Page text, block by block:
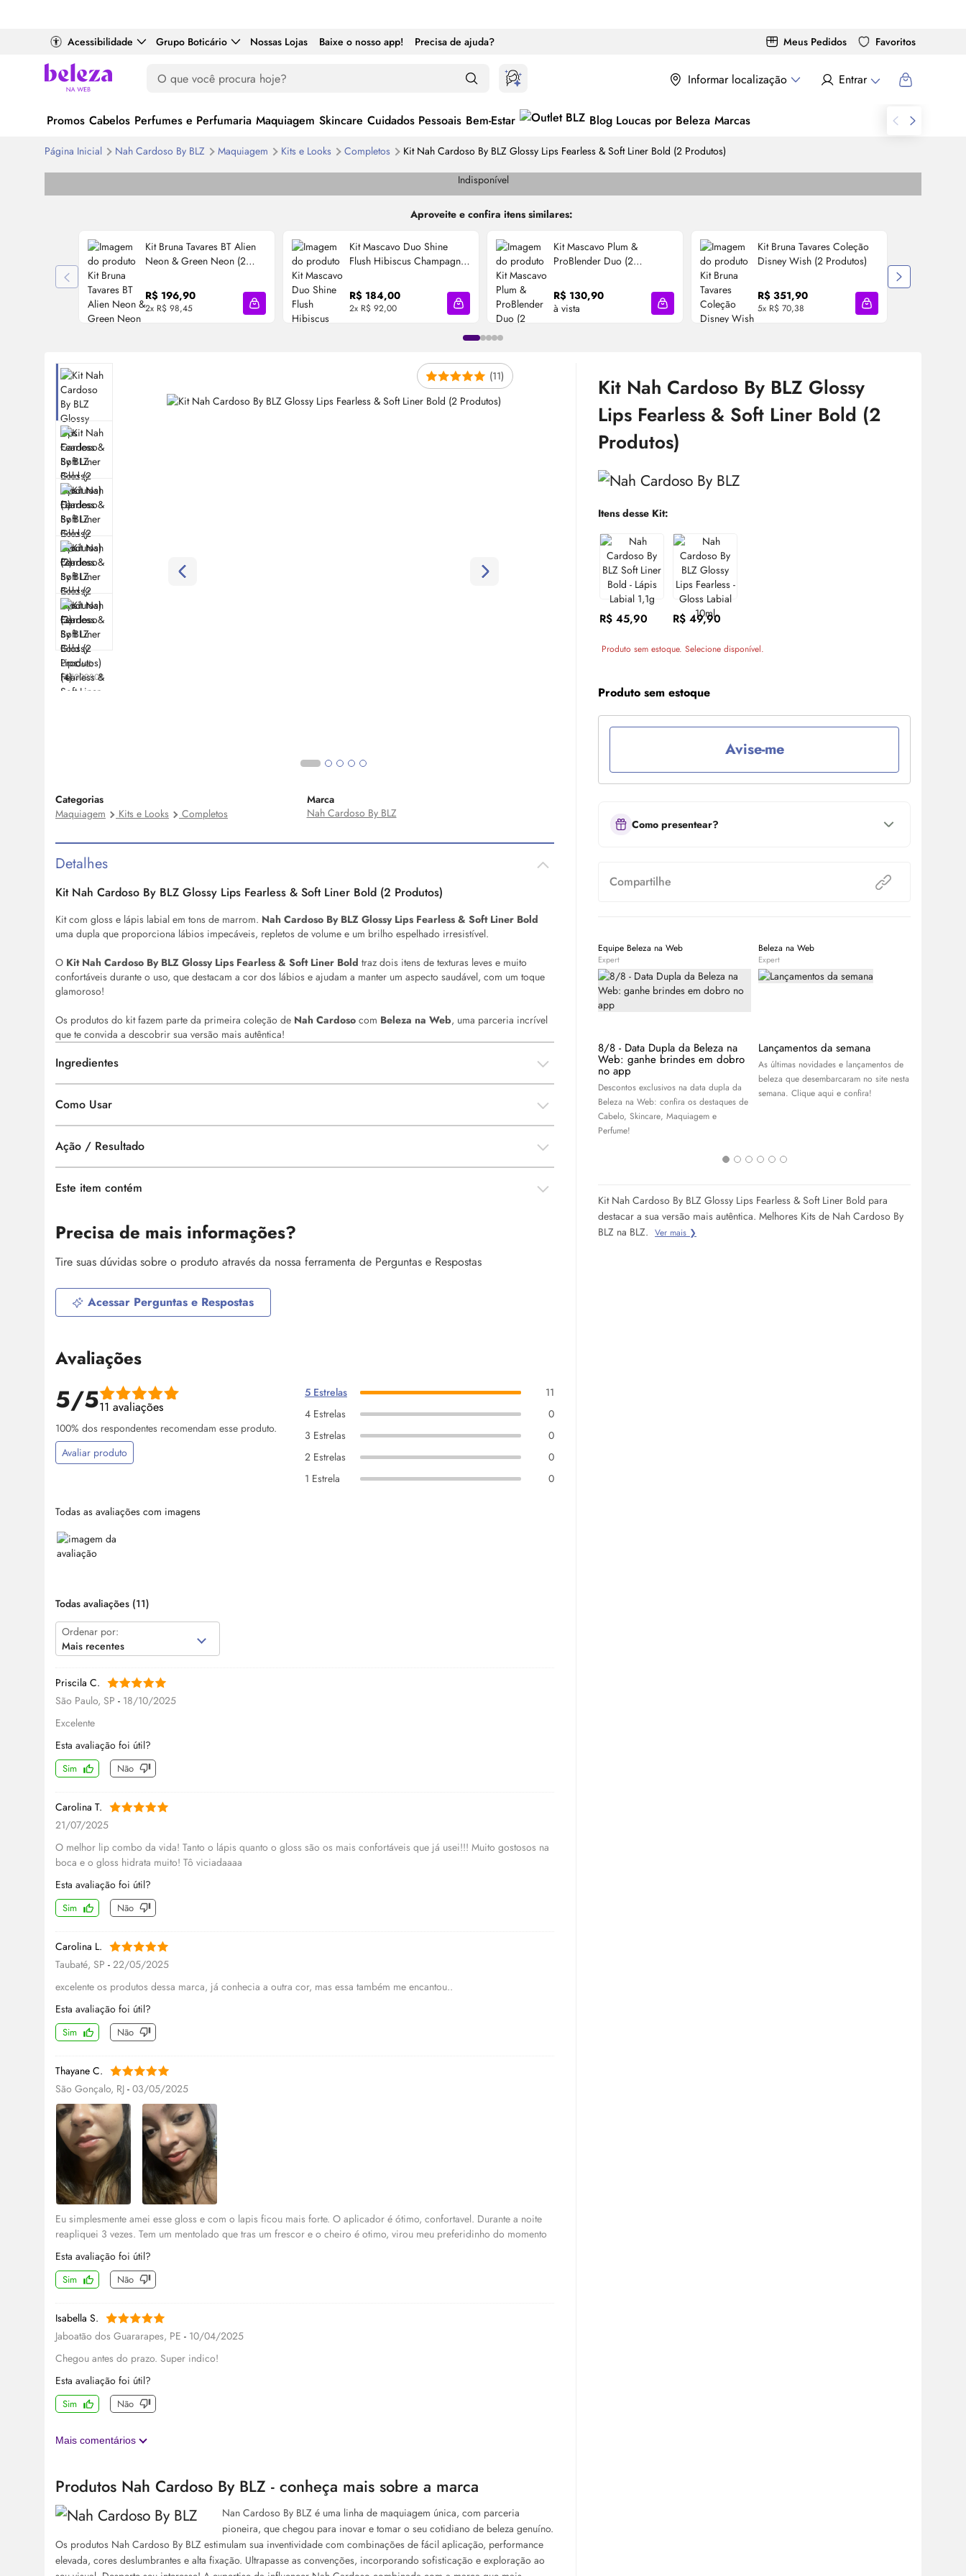
Acessibilidade Grupo Boticário Nossas Lojas Baixe o nosso app! Precisa de ajuda? Meus Pedidos Favoritos
Informar localização Entrar
Promos Cabelos Perfumes e Perfumaria Maquiagem Skincare Cuidados Pessoais Bem-Estar Blog Loucas por Beleza Marcas
Página Inicial Nah Cardoso By BLZ Maquiagem Kits e Looks Completos Kit Nah Cardoso By BLZ Glossy Lips Fearless & Soft Liner Bold (2 Produtos)
Indisponível
Aproveite e confira itens similares:
Kit Bruna Tavares BT Alien
Neon & Green Neon (2
R$ 196,90
2x R$ 98,45 Adicionar à sacola
Kit Mascavo Duo Shine
Flush Hibiscus Champagne
R$ 184,00
2x R$ 92,00 Adicionar à sacola
Kit Mascavo Plum &
ProBlender Duo (2
R$ 130,90
à vista
Adicionar à sacola
Kit Bruna Tavares Coleção
Disney Wish (2 Produtos)
R$ 351,90
5x R$ 70,38 Adicionar à sacola
Kit Nah Cardoso By BLZ Glossy
Lips Fearless & Soft Liner Bold (2
Produtos)
Itens desse Kit:
R$ 45,90 R$ 49,90
Produto sem estoque. Selecione disponível.
Produto sem estoque
Avise-me
Como presentear?
Compartilhe
Equipe Beleza na Web
Expert
8/8 - Data Dupla da Beleza na
Web: ganhe brindes em dobro
no app
Descontos exclusivos na data dupla da
Beleza na Web: confira os destaques de
Cabelo, Skincare, Maquiagem e
Perfume!
Beleza na Web
Expert
Lançamentos da semana
As últimas novidades e lançamentos de
beleza que desembarcaram no site nesta
semana. Clique aqui e confira!
Kit Nah Cardoso By BLZ Glossy Lips Fearless & Soft Liner Bold para
destacar a sua versão mais autêntica. Melhores Kits de Nah Cardoso By
BLZ na BLZ. Ver mais ❯
(11)
Cod:
KT002808
Categorias
Maquiagem
Kits e Looks Completos
Marca
Nah Cardoso By BLZ
Detalhes
Kit Nah Cardoso By BLZ Glossy Lips Fearless & Soft Liner Bold (2 Produtos)
Kit com gloss e lápis labial em tons de marrom. Nah Cardoso By BLZ GlossyLips Fearless & Soft Liner Bold
uma dupla que proporciona lábios impecáveis, repletos de volume e um brilho espelhado irresistível.
O Kit Nah Cardoso By BLZ GlossyLips Fearless & Soft Liner Bold traz dois itens de texturas leves e muito
confortáveis durante o uso, que destacam a cor dos lábios e ajudam a manter um aspecto saudável, com um toque
glamoroso!
Os produtos do kit fazem parte da primeira coleção de Nah Cardoso com Beleza na Web, uma parceria incrível
que te convida a descobrir sua versão mais autêntica!
Ingredientes
Como Usar
Ação / Resultado
Este item contém
Precisa de mais informações?
Tire suas dúvidas sobre o produto através da nossa ferramenta de Perguntas e Respostas
Acessar Perguntas e Respostas
Avaliações
5/511 avaliações
100% dos respondentes recomendam esse produto.
Avaliar produto
5 Estrelas
11
4 Estrelas
0
3 Estrelas
0
2 Estrelas
0
1 Estrela
0
Todas as avaliações com imagens
Todas avaliações (11)
Ordenar por:
Mais recentes
Priscila C.
São Paulo, SP - 18/10/2025
Excelente
Esta avaliação foi útil?
Sim Não
Carolina T.
21/07/2025
O melhor lip combo da vida! Tanto o lápis quanto o gloss são os mais confortáveis que já usei!!! Muito gostosos na
boca e o gloss hidrata muito! Tô viciadaaaa
Esta avaliação foi útil?
Sim Não
Carolina L.
Taubaté, SP - 22/05/2025
excelente os produtos dessa marca, já conhecia a outra cor, mas essa também me encantou..
Esta avaliação foi útil?
Sim Não
Thayane C.
São Gonçalo, RJ - 03/05/2025
Eu simplesmente amei esse gloss e com o lapis ficou mais forte. O aplicador é ótimo, confortavel. Durante a noite
reapliquei 3 vezes. Tem um mentolado que tras um frescor e o cheiro é otimo, virou meu preferidinho do momento
Esta avaliação foi útil?
Sim Não
Isabella S.
Jaboatão dos Guararapes, PE - 10/04/2025
Chegou antes do prazo. Super indico!
Esta avaliação foi útil?
Sim Não
Mais comentários
Produtos Nah Cardoso By BLZ - conheça mais sobre a marca
Nan Cardoso By BLZ é uma linha de maquiagem única, com parceria
pioneira, que chegou para inovar e tomar o seu cotidiano de beleza genuíno.
Os produtos Nah Cardoso By BLZ estimulam sua inventividade com combinações de fácil aplicação, performance
elevada, cores deslumbrantes e alta fixação. Ultrapasse as convenções, incorporando sofisticação e exploração ao